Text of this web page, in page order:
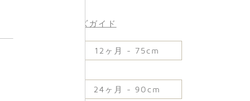
サイズガイド
12ヶ月 - 75cm
24ヶ月 - 90cm